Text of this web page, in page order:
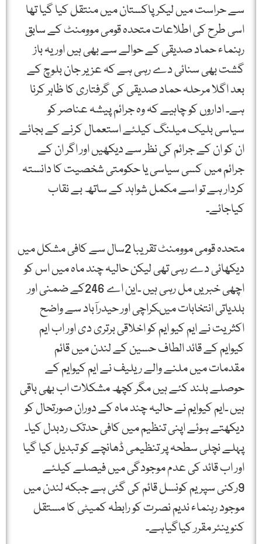
سے حراست میں لیکر پاکستان میں منتقل کیا گیا تھا
اسی طرح کی اطلاعات متحدہ قومی موومنٹ کے سابق
رہنماء حماد صدیقی کے حوالے سے بھی ہیں اور یہ باز
گشت بھی سنائی دے رہی ہے کہ عزیر جان بلوچ کے
بعد اگلا مرحلہ حماد صدیقی کی گرفتاری کا ظاہر کرنا
ہے۔ اداروں کو چاہیے کہ وہ جرائم پیشہ عناصر کو
سیاسی بلیک میلنگ کیلئے استعمال کرنے کے بجائے
ان کو ان کے جرائم کی نظر سے دیکھیں اور اگر ان کے
جرائم میں کسی سیاسی یا حکومتی شخصیت کا دانستہ
کردار ہے تو اسے مکمل شواہد کے ساتھ بے نقاب
کیاجائے۔
متحدہ قومی موومنٹ تقریبا 2سال سے کافی مشکل میں
دیکھائی دے رہی تھی لیکن حالیہ چند ماہ میں اس کو
اچھی خبریں مل رہی ہیں ۔این اے 246کے ضمنی اور
بلدیاتی انتخابات میںکراچی اور حیدرآباد سے واضح
اکثریت نے ایم کیو ایم کو اخلاقی برتری دی اور اب ایم
کیوایم کے قائد الطاف حسین کے لندن میں قائم
مقدمات میں ملنے والے ریلیف نے ایم کیوایم کے
حوصلے بلند کئے ہیں مگر کچھ مشکلات اب بھی باقی
ہیں ۔ایم کیوایم نے حالیہ چند ماہ کے دوران صورتحال کو
دیکھتے ہوئے اپنی تنظیم میں کافی حدتک ردبدل کیا۔
پہلے نچلی سطحہ پر تنظیمی ڈھانچے کو تبدیل کیا گیا
اور اب قائد کی عدم موجودگی میں فیصلے کیلئے
9رکنی سپریم کونسل قائم کی گئی ہے جبکہ لندن میں
موجود رہنماء ندیم نصرت کو رابطہ کمیٹی کا مستقل
کنوینئر مقرر کیاگیاہے۔